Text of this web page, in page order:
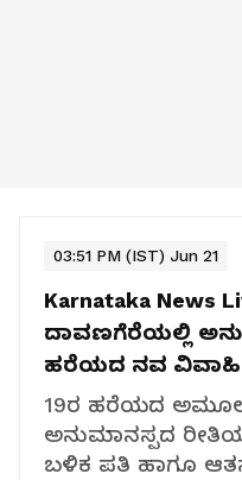
03:51 PM (IST) Jun 21
Karnataka News
ದಾವಣಗೆರೆಯಲ್ಲಿ
ಹರೆಯದ ನವ
19ರ ಹರೆಯದ
ಅನುಮಾನಸ್ಪದ
ಬಳಿಕ ಪತಿ ಹಾಗೂ ಆತನ